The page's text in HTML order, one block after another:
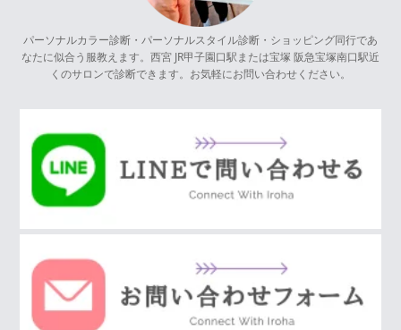
パーソナルカラー診断・パーソナルスタイル診断・ショッピング同行であ
なたに似合う服教えます。西宮 JR甲子園口駅または宝塚 阪急宝塚南口駅近
くのサロンで診断できます。お気軽にお問い合わせください。